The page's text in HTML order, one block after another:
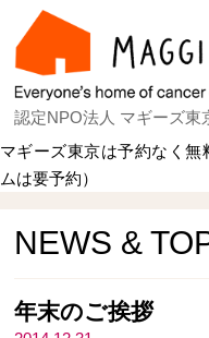
認定NPO法人 マギーズ東
マギーズ東京は予約なく
ムは要予約）
NEWS &
年末のご挨拶